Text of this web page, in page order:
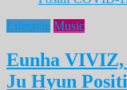
Lifestyle Music
Eunha VIVIZ,
Ju Hyun